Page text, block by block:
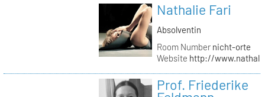
Nathalie Fari
Absolventin
Room Numbernicht-orte
Website http://
Prof. Friederike